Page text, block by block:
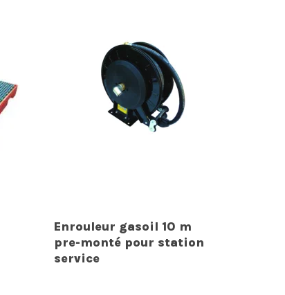
Enrouleur gasoil 10 m
pre-monté pour station
service